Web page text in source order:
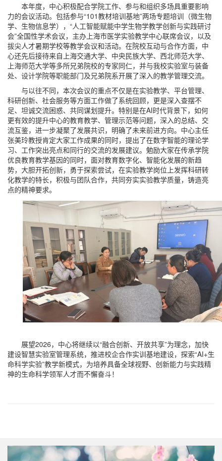
本年度，中心积极配合学院工作、参与和组织多场具重要影响
力的会议活动。包括参与“101教材培训基地”两场专题培训（微生物
学、生物信息学），“人工智能赋能中学生物学教学创新与实践研讨
会”全国性学术会议，主办上海市医学实验教学中心联席会议，以及
拔尖人才暑期学校等教学会议和活动。在院校互动与合作方面，中
心还先后接待来自上海交通大学、中央民族大学、西北师范大学、
上海师范大学等多所兄弟院校的专家同仁，并与我校实验室与装备
处、设计学院等职能部门及兄弟院系开展了深入的教学管理交流。
与以往不同，本次会议的重点不仅是在实验教学、平台管理、
科研创新、社会服务等方面工作做了系统回顾，更是深入查摆不
足、坦诚交流困惑、共同谋划提升。特别是在AI时代背景下，如何
更有效的提升中心的教育教学、管理示范等问题，深入的总结、交
流互鉴，进一步凝聚了发展共识，明确了未来前进方向。中心主任
张美玲教授肯定大家工作成果的同时，提出了在数字智能的理论学
习、工作突出亮点和同行的交流的发展建议。勉励大家在传承学院
优良教育教学基因的同时，面对教育数字化、智能化发展的新趋
势，大胆开拓创新，勇于探索尝试，在实验教学岗位上发挥科研转
化教学的特长，积极与团队合作，共同夯实实验教学质量，铸造亮
点的精神要求。
展望2026，中心将继续以“融合创新、开放共享”为理念，加快
建设智慧实验室管理系统，推进校企合作实训基地建设，探索“AI+生
命科学实验”教学新模式，为培养具备全球视野、创新能力与实践精
神的生命科学领军人才而不懈奋斗！